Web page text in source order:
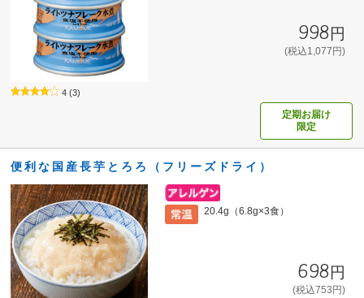
998円
(税込1,077円)
4 (3)
定期お届け
限定
便利な国産長芋とろろ（フリーズドライ）
20.4g（6.8g×3食）
698円
(税込753円)